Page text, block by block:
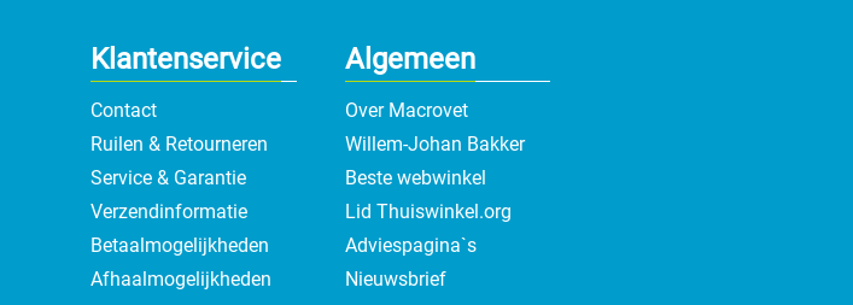
Klantenservice
Contact
Ruilen & Retourneren
Service & Garantie
Verzendinformatie
Betaalmogelijkheden
Afhaalmogelijkheden
Algemeen
Over Macrovet
Willem-Johan Bakker
Beste webwinkel
Lid Thuiswinkel.org
Adviespagina`s
Nieuwsbrief